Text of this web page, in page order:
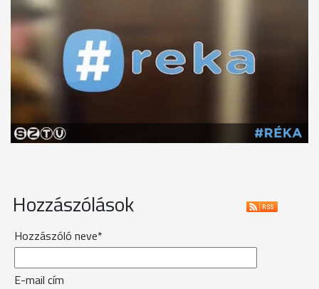
Hozzászólások
Hozzászóló neve*
E-mail cím